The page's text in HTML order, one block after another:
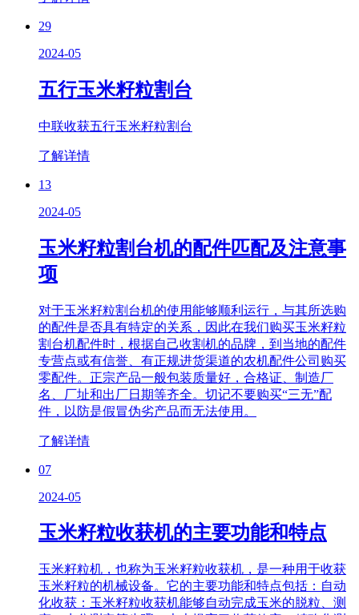
29
2024-05
五行玉米籽粒割台
中联收获五行玉米籽粒割台
了解详情
13
2024-05
玉米籽粒割台机的配件匹配及注意事
项
对于玉米籽粒割台机的使用能够顺利运行，与其所选购
的配件是否具有特定的关系，因此在我们购买玉米籽粒
割台机配件时，根据自己收割机的品牌，到当地的配件
专营点或有信誉、有正规进货渠道的农机配件公司购买
零配件。正宗产品一般包装质量好，合格证、制造厂
名、厂址和出厂日期等齐全。切记不要购买“三无”配
件，以防是假冒伪劣产品而无法使用。
了解详情
07
2024-05
玉米籽粒收获机的主要功能和特点
玉米籽粒机，也称为玉米籽粒收获机，是一种用于收获
玉米籽粒的机械设备。它的主要功能和特点包括：自动
化收获：玉米籽粒收获机能够自动完成玉米的脱粒、测